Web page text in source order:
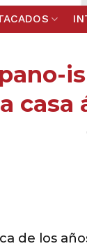
casa
de los